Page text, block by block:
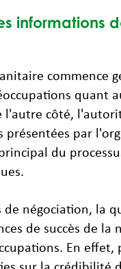
informations
commence
quant
l'autre côté,
par
du
de négociation, la
de succès de
En